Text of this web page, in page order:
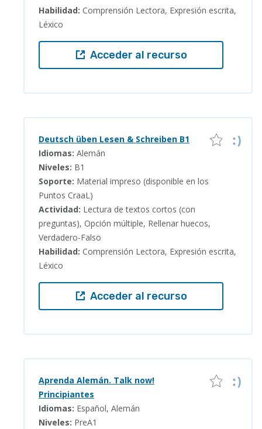
Habilidad: Comprensión Lectora, Expresión escrita,
Léxico
Acceder al recurso
Deutsch üben Lesen & Schreiben B1
Idiomas: Alemán
Niveles: B1
Soporte: Material impreso (disponible en los
Puntos CraaL)
Actividad: Lectura de textos cortos (con
preguntas), Opción múltiple, Rellenar huecos,
Verdadero-Falso
Habilidad: Comprensión Lectora, Expresión escrita,
Léxico
Acceder al recurso
Aprenda Alemán. Talk now!
Principiantes
Idiomas: Español, Alemán
Niveles: PreA1